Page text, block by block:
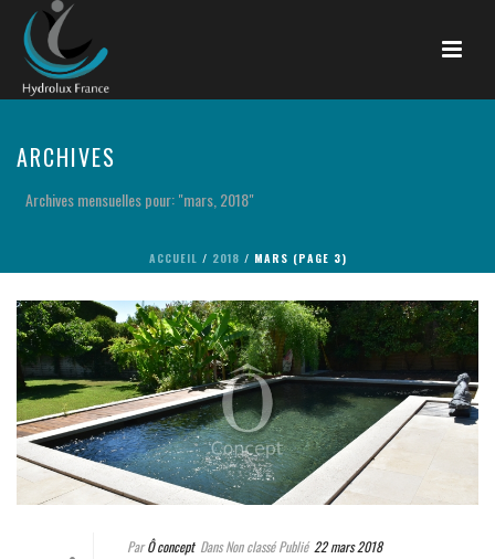
ARCHIVES
Archives mensuelles pour: "mars, 2018"
ACCUEIL / 2018 / MARS (PAGE 3)
ParÔ concept Dans Non classé Publié 22 mars 2018